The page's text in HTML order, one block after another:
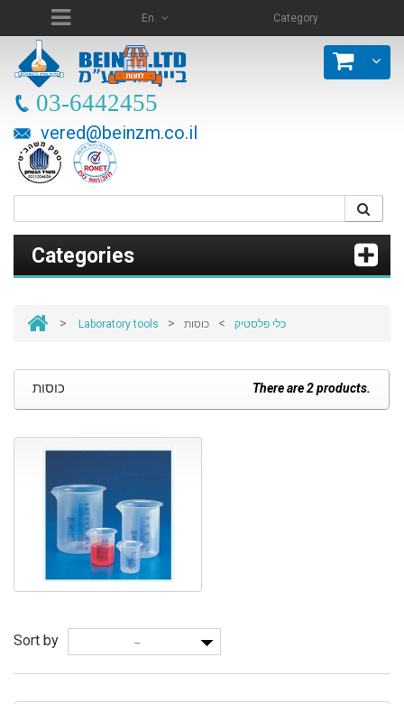
En Category
03-6442455
vered@beinzm.co.il
Categories
> Laboratory tools > כלי פלסטיק > כוסות
כוסות There are 2 products.
Sort by --